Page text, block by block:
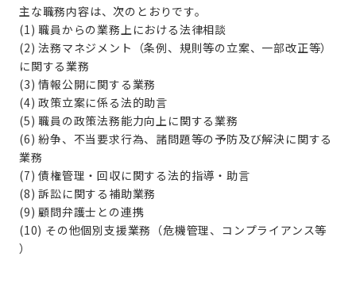
主な職務内容は、次のとおりです。
(1) 職員からの業務上における法律相談
(2) 法務マネジメント（条例、規則等の立案、一部改正等）
に関する業務
(3) 情報公開に関する業務
(4) 政策立案に係る法的助言
(5) 職員の政策法務能力向上に関する業務
(6) 紛争、不当要求行為、諸問題等の予防及び解決に関する
業務
(7) 債権管理・回収に関する法的指導・助言
(8) 訴訟に関する補助業務
(9) 顧問弁護士との連携
(10) その他個別支援業務（危機管理、コンプライアンス等